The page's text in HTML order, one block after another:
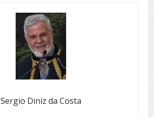
Sergio Diniz da Costa